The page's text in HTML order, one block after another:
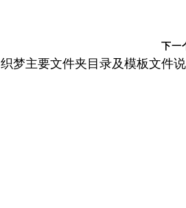
下一
下
织梦主要文件夹目录及模板文件